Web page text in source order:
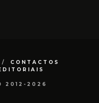
CONTACTOS
2012-2026